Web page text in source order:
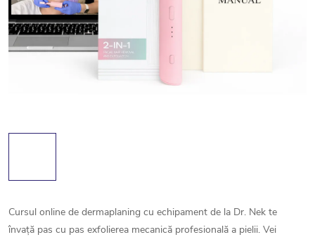
Cursul online de dermaplaning cu echipament de la Dr. Nek te
învață pas cu pas exfolierea mecanică profesională a pielii. Vei